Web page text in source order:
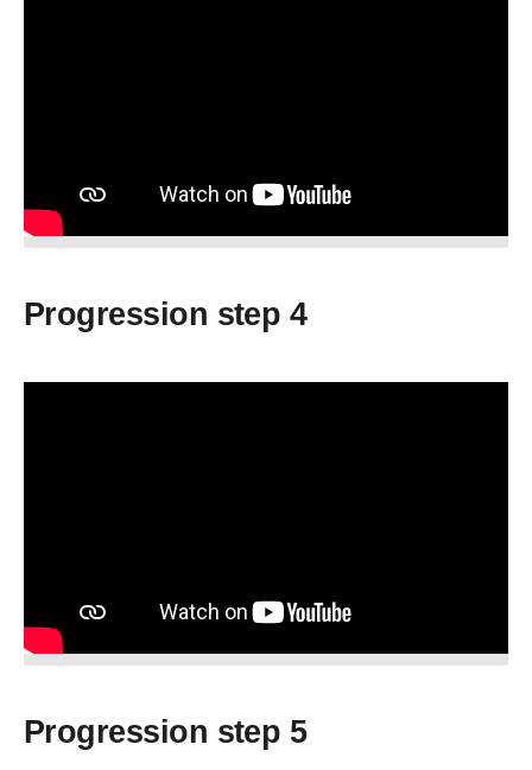
Progression step 4
Progression step 5